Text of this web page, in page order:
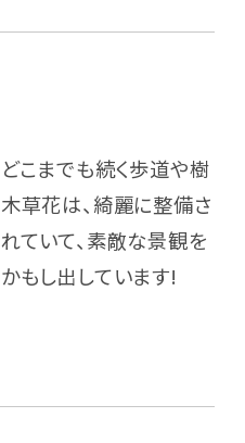
どこまでも続く歩道や樹
木草花は、綺麗に整備さ
れていて、素敵な景観を
かもし出しています!